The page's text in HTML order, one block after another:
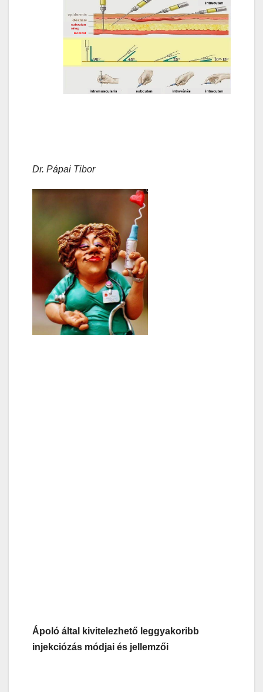
Dr. Pápai Tibor
Ápoló által kivitelezhető leggyakoribb
injekciózás módjai és jellemzői